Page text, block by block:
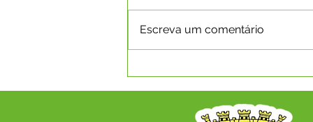
CONFERÊNCIA MUNICIPAL
DE SAÚDE COM O TEMA
Escreva um comentário